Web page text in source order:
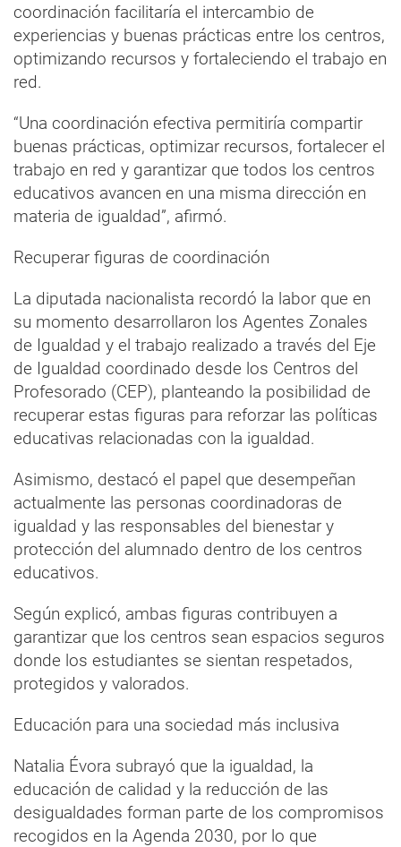
coordinación facilitaría el intercambio de
experiencias y buenas prácticas entre los centros,
optimizando recursos y fortaleciendo el trabajo en
red.
“Una coordinación efectiva permitiría compartir
buenas prácticas, optimizar recursos, fortalecer el
trabajo en red y garantizar que todos los centros
educativos avancen en una misma dirección en
materia de igualdad”, afirmó.
Recuperar figuras de coordinación
La diputada nacionalista recordó la labor que en
su momento desarrollaron los Agentes Zonales
de Igualdad y el trabajo realizado a través del Eje
de Igualdad coordinado desde los Centros del
Profesorado (CEP), planteando la posibilidad de
recuperar estas figuras para reforzar las políticas
educativas relacionadas con la igualdad.
Asimismo, destacó el papel que desempeñan
actualmente las personas coordinadoras de
igualdad y las responsables del bienestar y
protección del alumnado dentro de los centros
educativos.
Según explicó, ambas figuras contribuyen a
garantizar que los centros sean espacios seguros
donde los estudiantes se sientan respetados,
protegidos y valorados.
Educación para una sociedad más inclusiva
Natalia Évora subrayó que la igualdad, la
educación de calidad y la reducción de las
desigualdades forman parte de los compromisos
recogidos en la Agenda 2030, por lo que